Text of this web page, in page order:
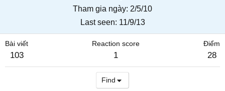
Tham gia ngày 2/5/10
Last seen 11/9/13
Bài viết
103
Reaction score
1
Điểm
28
Find